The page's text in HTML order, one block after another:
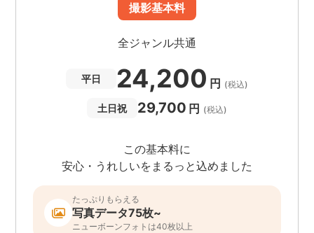
撮影基本料
全ジャンル共通
平日 24,200 円 (税込)
土日祝 29,700 円 (税込)
この基本料に
安心・うれしいをまるっと込めました
たっぷりもらえる
写真データ75枚~
ニューボーンフォトは40枚以上